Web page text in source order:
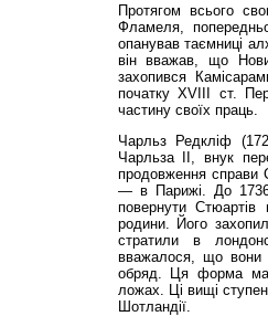
Протягом всього
Фламеля,
опанував таємниці
він вважав, що
захопився
початку ХVІІІ ст.
частину своїх праць.
Чарльз Редкліф
Чарльза II, внук
продовження справи
— в Парижі. До 1736
повернути Стюартів
родини. Його
стратили в
вважалося, що вони
обряд. Ця форма
ложах. Ці вищі
Шотландії.